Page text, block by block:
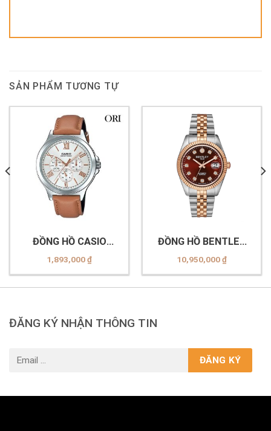
SẢN PHẨM TƯƠNG TỰ
ĐỒNG HỒ CASIO
MTP-V300L-7A2UDF
1,893,000₫
ĐỒNG HỒ BENTLEY
BL2333 (-15MTDI-R
AMSR Nâu)
10,950,000₫
ĐĂNG KÝ NHẬN THÔNG TIN